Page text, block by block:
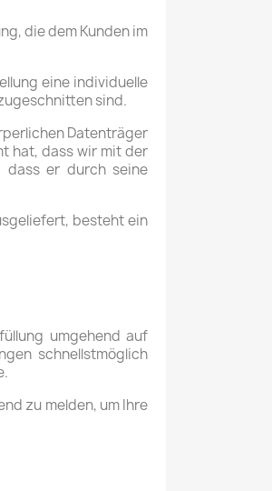
die dem Kunden im
eine individuelle
sind.
Datenträger
hat, dass wir mit der
dass er durch seine
besteht ein
umgehend auf
schnellstmöglich
zu melden, um Ihre